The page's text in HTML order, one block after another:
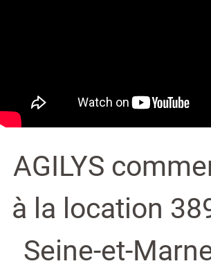
AGILYS
à la location
Seine-et-